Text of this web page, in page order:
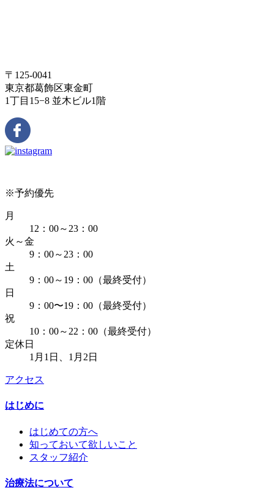
〒125-0041
東京都葛飾区東金町
1丁目15−8 並木ビル1階
※予約優先
月
12：00～23：00
火～金
9：00～23：00
土
9：00～19：00（最終受付）
日
9：00〜19：00（最終受付）
祝
10：00～22：00（最終受付）
定休日
1月1日、1月2日
アクセス
はじめに
はじめての方へ
知っておいて欲しいこと
スタッフ紹介
治療法について